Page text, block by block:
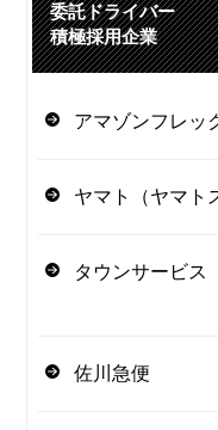
委託ドライバー
積極採用企業
アマゾンフレッ
ヤマト（ヤマト
タウンサービス
佐川急便